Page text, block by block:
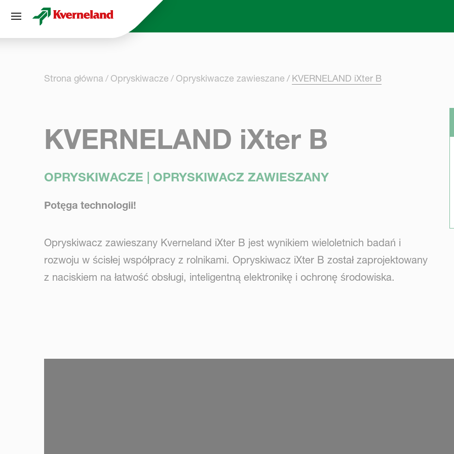
Strona główna Opryskiwacze Opryskiwacze zawieszane KVERNELAND iXter B
KVERNELAND iXter B
OPRYSKIWACZE | OPRYSKIWACZ ZAWIESZANY
Potęga technologii!
Opryskiwacz zawieszany Kverneland iXter B jest wynikiem wieloletnich badań i
rozwoju w ścisłej współpracy z rolnikami. Opryskiwacz iXter B został zaprojektowany
z naciskiem na łatwość obsługi, inteligentną elektronikę i ochronę środowiska.
Panel zarządzania plikami cookies